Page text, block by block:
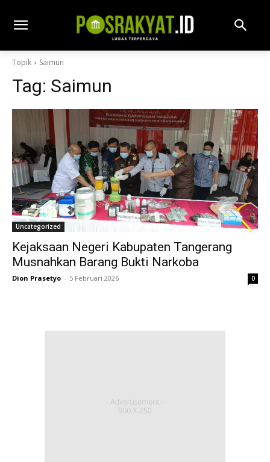
Topik Saimun
Tag: Saimun
Uncategorized
Kejaksaan Negeri Kabupaten Tangerang
Musnahkan Barang Bukti Narkoba
Dion Prasetyo - 5 Februari 2026 0